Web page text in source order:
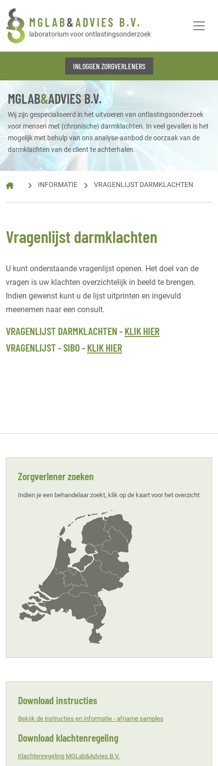
MGLAB&ADVIES B.V.
laboratorium voor ontlastingsonderzoek
INLOGGEN ZORGVERLENERS
MGLAB&ADVIES B.V.
Wij zijn gespecialiseerd in het uitvoeren van ontlastingsonderzoek
voor mensen met (chronische) darmklachten. In veel gevallen is het
mogelijk met behulp van ons analyse-aanbod de oorzaak van de
darmklachten van de client te achterhalen.
INFORMATIE VRAGENLIJST DARMKLACHTEN
Vragenlijst darmklachten
U kunt onderstaande vragenlijst openen. Het doel van de
vragen is uw klachten overzichtelijk in beeld te brengen.
Indien gewenst kunt u de lijst uitprinten en ingevuld
meenemen naar een consult.
VRAGENLIJST DARMKLACHTEN -KLIK HIER
VRAGENLIJST - SIBO -KLIK HIER
Zorgverlener zoeken
Indien je een behandelaar zoekt, klik op de kaart voor het overzicht
Download instructies
Bekijk de instructies en informatie - afname samples
Download klachtenregeling
Klachtenregeling MGLab&Advies B.V.